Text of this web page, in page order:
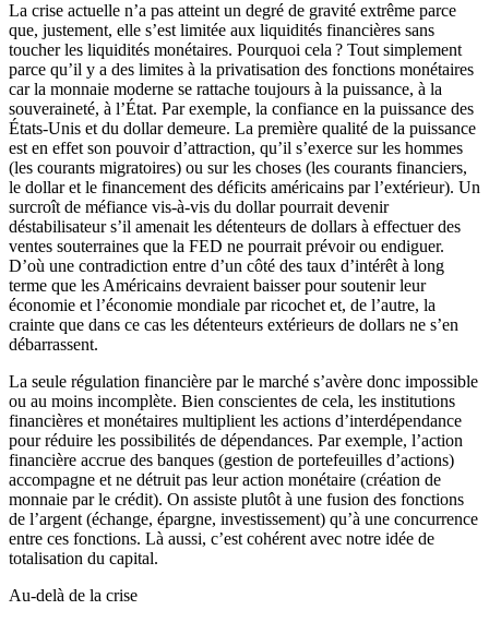
La crise actuelle n’a pas atteint un degré de gravité extrême parce
que, justement, elle s’est limitée aux liquidités financières sans
toucher les liquidités monétaires. Pourquoi cela ? Tout simplement
parce qu’il y a des limites à la privatisation des fonctions monétaires
car la monnaie moderne se rattache toujours à la puissance, à la
souveraineté, à l’État. Par exemple, la confiance en la puissance des
États-Unis et du dollar demeure. La première qualité de la puissance
est en effet son pouvoir d’attraction, qu’il s’exerce sur les hommes
(les courants migratoires) ou sur les choses (les courants financiers,
le dollar et le financement des déficits américains par l’extérieur). Un
surcroît de méfiance vis-à-vis du dollar pourrait devenir
déstabilisateur s’il amenait les détenteurs de dollars à effectuer des
ventes souterraines que la FED ne pourrait prévoir ou endiguer.
D’où une contradiction entre d’un côté des taux d’intérêt à long
terme que les Américains devraient baisser pour soutenir leur
économie et l’économie mondiale par ricochet et, de l’autre, la
crainte que dans ce cas les détenteurs extérieurs de dollars ne s’en
débarrassent.
La seule régulation financière par le marché s’avère donc impossible
ou au moins incomplète. Bien conscientes de cela, les institutions
financières et monétaires multiplient les actions d’interdépendance
pour réduire les possibilités de dépendances. Par exemple, l’action
financière accrue des banques (gestion de portefeuilles d’actions)
accompagne et ne détruit pas leur action monétaire (création de
monnaie par le crédit). On assiste plutôt à une fusion des fonctions
de l’argent (échange, épargne, investissement) qu’à une concurrence
entre ces fonctions. Là aussi, c’est cohérent avec notre idée de
totalisation du capital.
Au-delà de la crise